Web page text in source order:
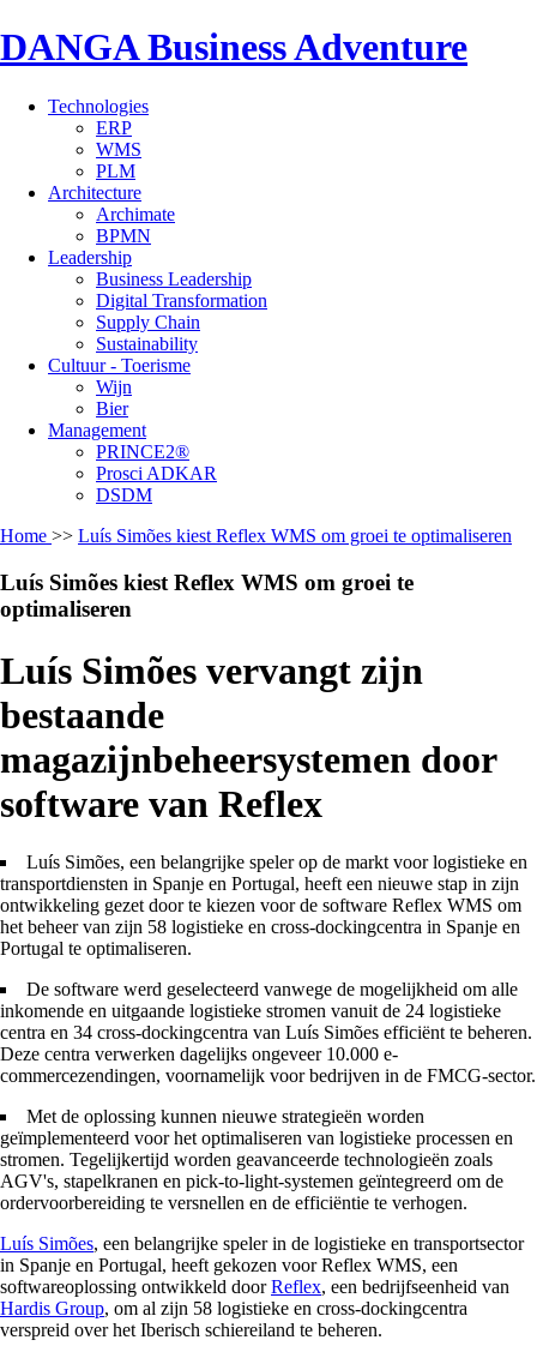
DANGA Business Adventure
Technologies
ERP
WMS
PLM
Architecture
Archimate
BPMN
Leadership
Business Leadership
Digital Transformation
Supply Chain
Sustainability
Cultuur - Toerisme
Wijn
Bier
Management
PRINCE2®
Prosci ADKAR
DSDM
Home >> Luís Simões kiest Reflex WMS om groei te optimaliseren
Luís Simões kiest Reflex WMS om groei te
optimaliseren
Luís Simões vervangt zijn
bestaande
magazijnbeheersystemen door
software van Reflex
Luís Simões, een belangrijke speler op de markt voor logistieke en
transportdiensten in Spanje en Portugal, heeft een nieuwe stap in zijn
ontwikkeling gezet door te kiezen voor de software Reflex WMS om
het beheer van zijn 58 logistieke en cross-dockingcentra in Spanje en
Portugal te optimaliseren.
De software werd geselecteerd vanwege de mogelijkheid om alle
inkomende en uitgaande logistieke stromen vanuit de 24 logistieke
centra en 34 cross-dockingcentra van Luís Simões efficiënt te beheren.
Deze centra verwerken dagelijks ongeveer 10.000 e-
commercezendingen, voornamelijk voor bedrijven in de FMCG-sector.
Met de oplossing kunnen nieuwe strategieën worden
geïmplementeerd voor het optimaliseren van logistieke processen en
stromen. Tegelijkertijd worden geavanceerde technologieën zoals
AGV's, stapelkranen en pick-to-light-systemen geïntegreerd om de
ordervoorbereiding te versnellen en de efficiëntie te verhogen.
Luís Simões, een belangrijke speler in de logistieke en transportsector
in Spanje en Portugal, heeft gekozen voor Reflex WMS, een
softwareoplossing ontwikkeld doorReflex, een bedrijfseenheid van
Hardis Group, om al zijn 58 logistieke en cross-dockingcentra
verspreid over het Iberisch schiereiland te beheren.